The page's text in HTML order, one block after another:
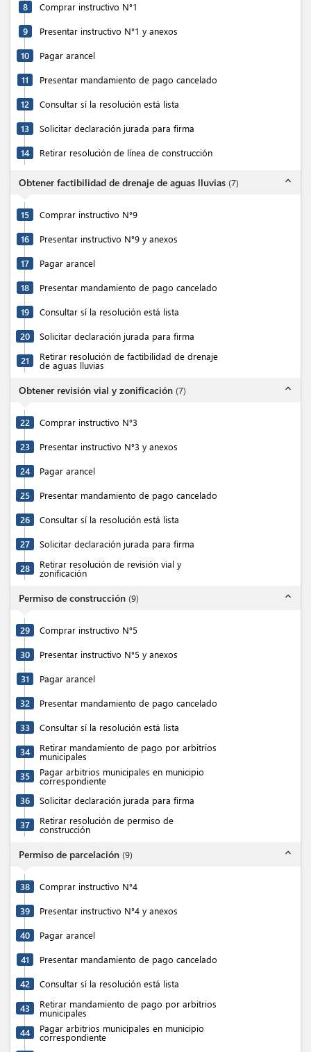
8 Comprar instructivo N°1
9 Presentar instructivo N°1 y anexos
10 Pagar arancel
11 Presentar mandamiento de pago cancelado
12 Consultar sí la resolución está lista
13 Solicitar declaración jurada para firma
14 Retirar resolución de línea de construcción
Obtener factibilidad de drenaje de aguas lluvias (7) expand_less
15 Comprar instructivo N°9
16 Presentar instructivo N°9 y anexos
17 Pagar arancel
18 Presentar mandamiento de pago cancelado
19 Consultar sí la resolución está lista
20 Solicitar declaración jurada para firma
21 Retirar resolución de factibilidad de drenaje
de aguas lluvias
Obtener revisión vial y zonificación (7) expand_less
22 Comprar instructivo N°3
23 Presentar instructivo N°3 y anexos
24 Pagar arancel
25 Presentar mandamiento de pago cancelado
26 Consultar sí la resolución está lista
27 Solicitar declaración jurada para firma
28 Retirar resolución de revisión vial y
zonificación
Permiso de construcción (9) expand_less
29 Comprar instructivo N°5
30 Presentar instructivo N°5 y anexos
31 Pagar arancel
32 Presentar mandamiento de pago cancelado
33 Consultar sí la resolución está lista
34 Retirar mandamiento de pago por arbitrios
municipales
35
Pagar arbitrios municipales en municipio
correspondiente
36
Solicitar declaración jurada para firma
37 Retirar resolución de permiso de
construcción
Permiso de parcelación (9) expand_less
38 Comprar instructivo N°4
39 Presentar instructivo N°4 y anexos
40 Pagar arancel
41 Presentar mandamiento de pago cancelado
42 Consultar sí la resolución está lista
43 Retirar mandamiento de pago por arbitrios
municipales
44
Pagar arbitrios municipales en municipio
correspondiente